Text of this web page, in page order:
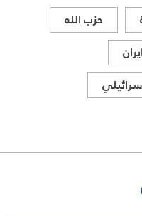
حزب الله
ايران